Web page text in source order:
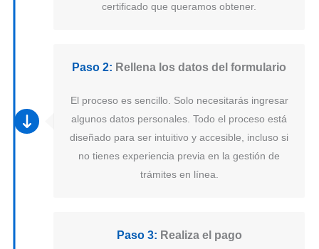
certificado que queramos obtener.
Paso 2: Rellena los datos del formulario
El proceso es sencillo. Solo necesitarás ingresar
algunos datos personales. Todo el proceso está
diseñado para ser intuitivo y accesible, incluso si
no tienes experiencia previa en la gestión de
trámites en línea.
Paso 3: Realiza el pago